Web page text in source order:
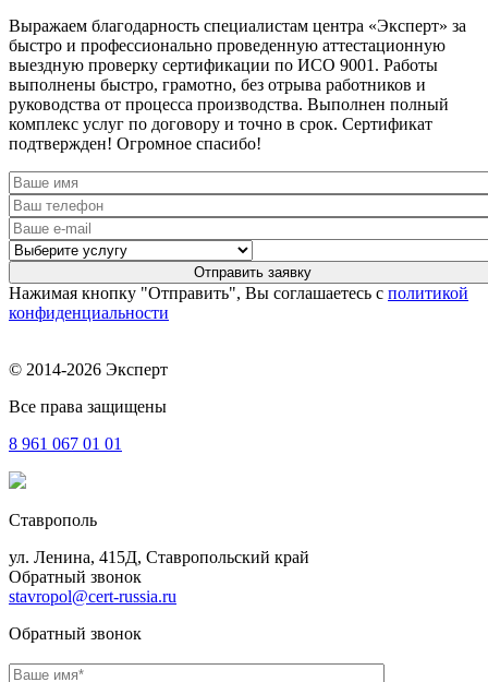
Выражаем благодарность специалистам центра «Эксперт» за
быстро и профессионально проведенную аттестационную
выездную проверку сертификации по ИСО 9001. Работы
выполнены быстро, грамотно, без отрыва работников и
руководства от процесса производства. Выполнен полный
комплекс услуг по договору и точно в срок. Сертификат
подтвержден! Огромное спасибо!
Нажимая кнопку "Отправить", Вы соглашаетесь с политикой
конфиденциальности
© 2014-2026 Эксперт
Все права защищены
8 961 067 01 01
Ставрополь
ул. Ленина, 415Д, Ставропольский край
Обратный звонок
stavropol@cert-russia.ru
Обратный звонок